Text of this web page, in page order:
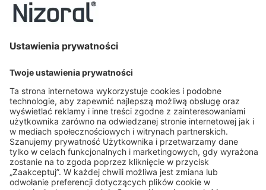
©Copyright STADA
leczniczy.Skład jakościowy i ilościowy:
pomocnicze o znanym działaniu . 1 g szamponu leczniczego zawiera
2 mg kompozycji zapachowej, która zawiera alergeny, 0,8 µg
alkoholu benzylowego (E 1519), 1,2 µg kwasu benzoesowego (E
210) i 0,2 µg butylohydroksytoluenu (E 321).Postać
farmaceutyczna:Szampon leczniczy.Wskazania do stosowania:
Produkt leczniczy Nizoral w postaci szamponu leczniczego
wskazany jest w leczeniu i profilaktyce następujących chorób skóry
wywołanych przez drożdżaki z rodzaju Malassezia(wcześniej
nazywanePityrosporum): łupieżu owłosionej skóry głowy,
łojotokowego zapalenia skóry. Produkt leczniczy Nizoral w postaci
szamponu leczniczego wskazany jest także w leczeniu: łupieżu
pstrego (wywołanego przezPityriasis versicolor). Podmiot